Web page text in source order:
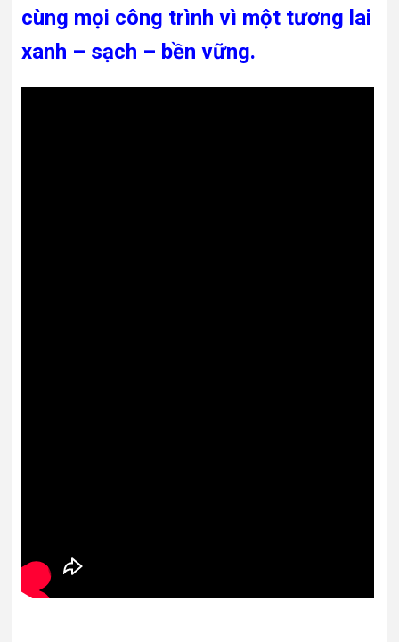
cùng mọi công trình vì một tương lai
xanh – sạch – bền vững.